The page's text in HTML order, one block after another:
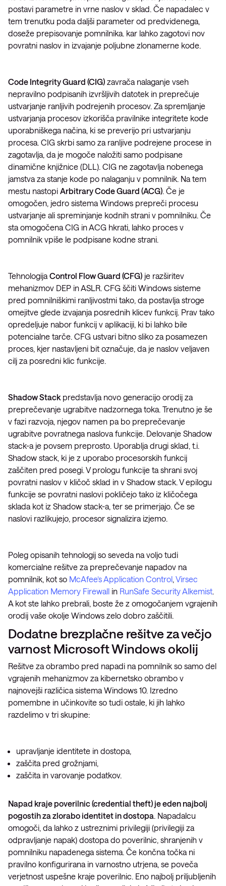
postavi parametre in vrne naslov v sklad. Če napadalec v
tem trenutku poda daljši parameter od predvidenega,
doseže prepisovanje pomnilnika. kar lahko zagotovi nov
povratni naslov in izvajanje poljubne zlonamerne kode.
Code Integrity Guard (CIG) zavrača nalaganje vseh
nepravilno podpisanih izvršljivih datotek in preprečuje
ustvarjanje ranljivih podrejenih procesov. Za spremljanje
ustvarjanja procesov izkorišča pravilnike integritete kode
uporabniškega načina, ki se preverijo pri ustvarjanju
procesa. CIG skrbi samo za ranljive podrejene procese in
zagotavlja, da je mogoče naložiti samo podpisane
dinamične knjižnice (DLL). CIG ne zagotavlja nobenega
jamstva za stanje kode po nalaganju v pomnilnik. Na tem
mestu nastopi Arbitrary Code Guard (ACG). Če je
omogočen, jedro sistema Windows prepreči procesu
ustvarjanje ali spreminjanje kodnih strani v pomnilniku. Če
sta omogočena CIG in ACG hkrati, lahko proces v
pomnilnik vpiše le podpisane kodne strani.
Tehnologija Control Flow Guard (CFG) je razširitev
mehanizmov DEP in ASLR. CFG ščiti Windows sisteme
pred pomnilniškimi ranljivostmi tako, da postavlja stroge
omejitve glede izvajanja posrednih klicev funkcij. Prav tako
opredeljuje nabor funkcij v aplikaciji, ki bi lahko bile
potencialne tarče. CFG ustvari bitno sliko za posamezen
proces, kjer nastavljeni bit označuje, da je naslov veljaven
cilj za posredni klic funkcije.
Shadow Stackpredstavlja novo generacijo orodij za
preprečevanje ugrabitve nadzornega toka. Trenutno je še
v fazi razvoja, njegov namen pa bo preprečevanje
ugrabitve povratnega naslova funkcije. Delovanje Shadow
stack-a je povsem preprosto. Uporablja drugi sklad, t.i.
Shadow stack, ki je z uporabo procesorskih funkcij
zaščiten pred posegi. V prologu funkcije ta shrani svoj
povratni naslov v kličoč sklad in v Shadow stack. V epilogu
funkcije se povratni naslovi pokličejo tako iz kličočega
sklada kot iz Shadow stack-a, ter se primerjajo. Če se
naslovi razlikujejo, procesor signalizira izjemo.
Poleg opisanih tehnologij so seveda na voljo tudi
komercialne rešitve za preprečevanje napadov na
pomnilnik, kot so McAfee’s Application Control, Virsec
Application Memory Firewall in RunSafe Security Alkemist.
A kot ste lahko prebrali, boste že z omogočanjem vgrajenih
orodij vaše okolje Windows zelo dobro zaščitili.
Dodatne brezplačne rešitve za večjo
varnost Microsoft Windows okolij
Rešitve za obrambo pred napadi na pomnilnik so samo del
vgrajenih mehanizmov za kibernetsko obrambo v
najnovejši različica sistema Windows 10. Izredno
pomembne in učinkovite so tudi ostale, ki jih lahko
razdelimo v tri skupine:
upravljanje identitete in dostopa,
zaščita pred grožnjami,
zaščita in varovanje podatkov.
Napad kraje poverilnic (credential theft)je eden najbolj
pogostih za zlorabo identitet in dostopa. Napadalcu
omogoči, da lahko z ustreznimi privilegiji (privilegiji za
odpravljanje napak) dostopa do poverilnic, shranjenih v
pomnilniku napadenega sistema. Če končna točka ni
pravilno konfigurirana in varnostno utrjena, se poveča
verjetnost uspešne kraje poverilnic. Eno najbolj priljubljenih